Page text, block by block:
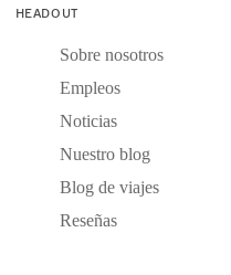
HEADOUT
Sobre nosotros
Empleos
Noticias
Nuestro blog
Blog de viajes
Reseñas